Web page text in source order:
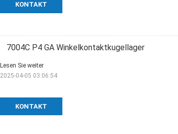
KONTAKT
7004C P4 GA Winkelkontaktkugellager
KONTAKT
Lesen Sie weiter
2025-04-05 03:06:54